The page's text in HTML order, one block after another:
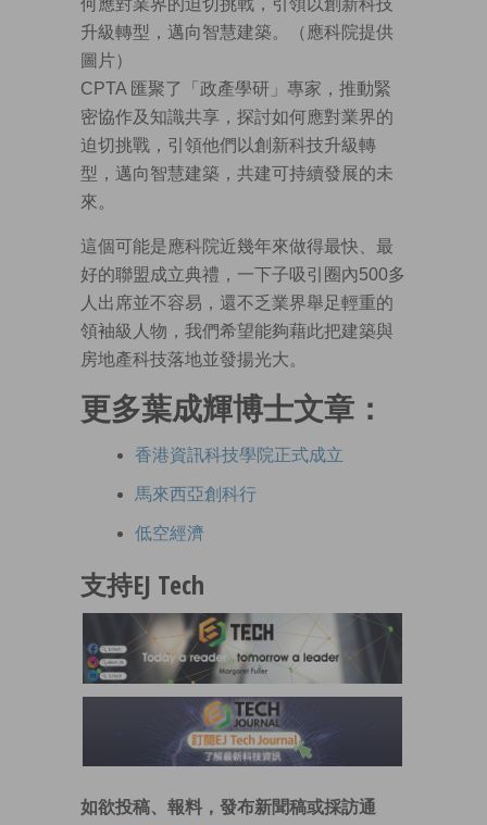
何應對業界的迫切挑戰，引領以創新科技
升級轉型，邁向智慧建築。（應科院提供
圖片）
CPTA 匯聚了「政產學研」專家，推動緊
密協作及知識共享，探討如何應對業界的
迫切挑戰，引領他們以創新科技升級轉
型，邁向智慧建築，共建可持續發展的未
來。
這個可能是應科院近幾年來做得最快、最
好的聯盟成立典禮，一下子吸引圈內500多
人出席並不容易，還不乏業界舉足輕重的
領袖級人物，我們希望能夠藉此把建築與
房地產科技落地並發揚光大。
更多葉成輝博士文章：
香港資訊科技學院正式成立
馬來西亞創科行
低空經濟
支持EJ Tech
如欲投稿、報料，發布新聞稿或採訪通